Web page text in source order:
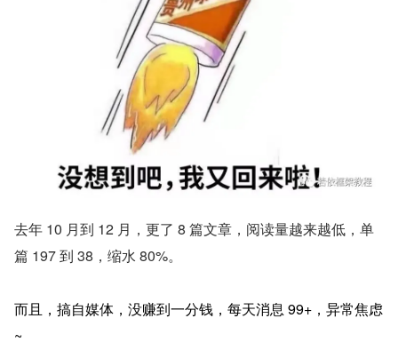
去年 10 月到 12 月，更了 8 篇文章，阅读量越来越低，单
篇 197 到 38，缩水 80%。
而且，搞自媒体，没赚到一分钱，每天消息 99+，异常焦虑
~